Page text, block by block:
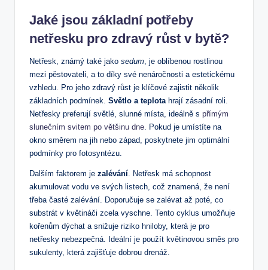
Jaké jsou základní potřeby
netřesku pro zdravý růst v bytě?
Netřesk, známý také jako sedum, je oblíbenou rostlinou
mezi pěstovateli, a to díky své nenáročnosti a estetickému
vzhledu. Pro jeho zdravý růst je klíčové zajistit několik
základních podmínek. Světlo a teplotahrají zásadní roli.
Netřesky preferují světlé, slunné místa, ideálně s přímým
slunečním svitem po většinu dne. Pokud je umístíte na
okno směrem na jih nebo západ, poskytnete jim optimální
podmínky pro fotosyntézu.
Dalším faktorem je zalévání. Netřesk má schopnost
akumulovat vodu ve svých listech, což znamená, že není
třeba časté zalévání. Doporučuje se zalévat až poté, co
substrát v květináči zcela vyschne. Tento cyklus umožňuje
kořenům dýchat a snižuje riziko hniloby, která je pro
netřesky nebezpečná. Ideální je použít květinovou směs pro
sukulenty, která zajišťuje dobrou drenáž.